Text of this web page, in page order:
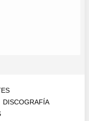
DISCOGRAFÍA